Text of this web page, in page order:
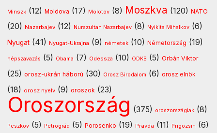
Minszk (12) Moldova (17) Molotov (8) Moszkva (120) NATO
(20) Nazarbajev (12) Nurszultan Nazarbajev (8) Nyikita Mihalkov (6)
Nyugat (41) Nyugat-Ukrajna (9) németek (10) Németország (19)
népszavazás (5) Obama (7) Odessza (10) ODKB (5) Orbán Viktor
(25) orosz-ukrán háború (30) Orosz Birodalom (6) orosz elnök
(18) orosz nyelv (9) oroszok (23)
Oroszország (375) oroszországiak (8)
Peszkov (5) Petrográd (5) Porosenko (19) Pravda (11) Prigozsin (6)